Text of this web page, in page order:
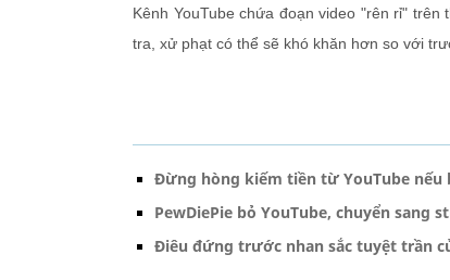
Kênh YouTube chứa đoạn video "rên rỉ"
tra, xử phạt có thể sẽ khó khăn hơn so với
Đừng hòng kiếm tiền từ YouTube
PewDiePie bỏ YouTube, chuyển sang
Điêu đứng trước nhan sắc tuyệt trần